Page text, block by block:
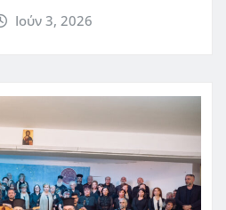
Ιούν 3, 2026